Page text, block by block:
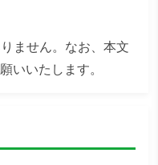
ません。なお、本文
いいたします。